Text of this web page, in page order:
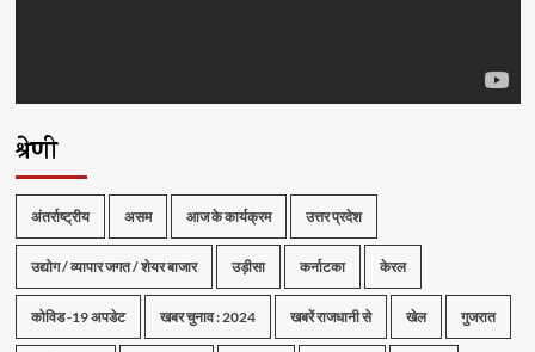
श्रेणी
अंतर्राष्ट्रीय असम आज के कार्यक्रम उत्तर प्रदेश
उद्योग / व्यापार जगत / शेयर बाजार उड़ीसा कर्नाटका केरल
कोविड -19 अपडेट खबर चुनाव : 2024 खबरें राजधानी से खेल गुजरात